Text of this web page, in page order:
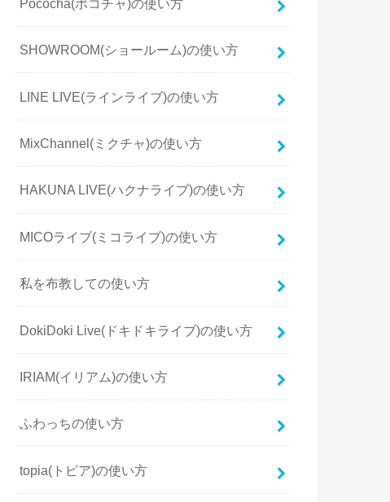
Pococha(ポコチャ)の使い方
SHOWROOM(ショールーム)の使い方
LINE LIVE(ラインライブ)の使い方
MixChannel(ミクチャ)の使い方
HAKUNA LIVE(ハクナライブ)の使い方
MICOライブ(ミコライブ)の使い方
私を布教しての使い方
DokiDoki Live(ドキドキライブ)の使い方
IRIAM(イリアム)の使い方
ふわっちの使い方
topia(トピア)の使い方